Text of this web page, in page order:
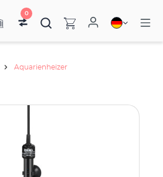
0
Aquarienheizer